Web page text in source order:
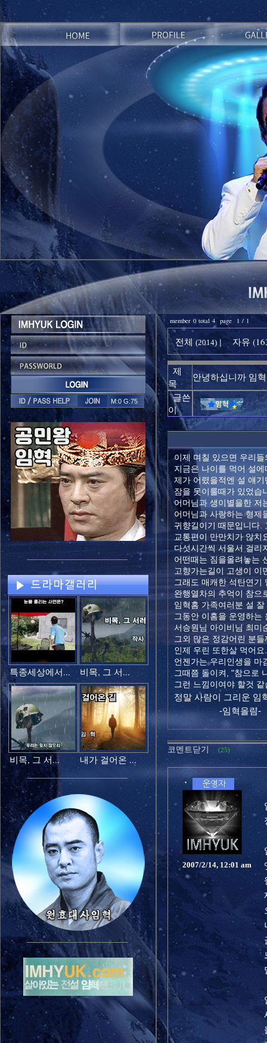
M:0 G:75
특종세상에서... 비목, 그 서...
비목, 그 서... 내가 걸어온 ...
member 0 total 4 page 1 / 1
전체 (2014) | 자유
제
목
안녕하십니까 임
글쓴
이
이제 며칠 있으면 우리
지금은 나이를 먹어 설
제가 어렸을적엔 설 얘
잠을 못이룰때가 있었습
어머님과 생이별을한 저
어머님과 사랑하는 형제
귀향길이기 때문입니다.
교통편이 만만치가 않치
다섯시간씩 서울서 걸리
어떤때는 짐을올려놓는
고향가는길이 고생이 이
그래도 매캐한 석탄연기
완행열차의 추억이 참으
임혁홈 가족여러분 설
그동안 이홈을 운영하는
서승원님 아이비님 최미
그외 많은 정감어린 분
인제 우린 또한살 먹어
언젠가는 우리인생을 마
그때쯤 돌이켜, "참으로
그런 느낌이여야 할것
정말 사람이 그리운
-임혁올림-
코멘트닫기 (25)
2007/2/14, 12:01 am